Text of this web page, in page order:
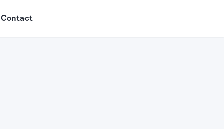
Contact